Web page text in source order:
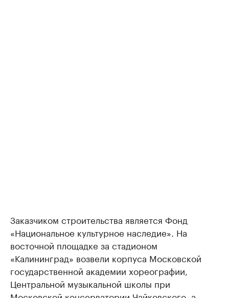
Заказчиком строительства является Фонд
«Национальное культурное наследие». На
восточной площадке за стадионом
«Калининград» возвели корпуса Московской
государственной академии хореографии,
Центральной музыкальной школы при